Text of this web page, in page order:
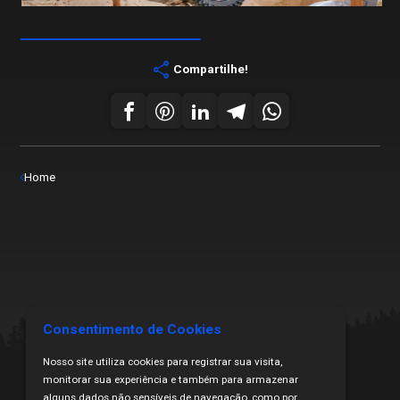
share Compartilhe!
Home
Consentimento de Cookies
Nosso site utiliza cookies para registrar sua visita,
monitorar sua experiência e também para armazenar